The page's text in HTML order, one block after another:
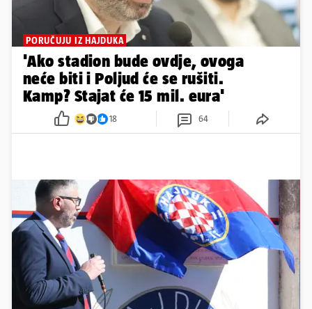
PORUČUJU IZ HAJDUKA
'Ako stadion bude ovdje, ovoga
neće biti i Poljud će se rušiti.
Kamp? Stajat će 15 mil. eura'
18 64